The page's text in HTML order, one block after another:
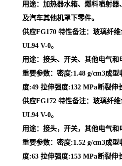
用途：加热器水箱、燃料喷射
及汽车其他机罩下零件。
供应FG170 特性备注：玻璃纤
UL94 V-0。
用途：接头、开关、其他电气和
重要参数：密度:1.48 g/cm3成
度:49 拉伸强度:132 MPa断裂伸
供应FG172 特性备注：玻璃纤
UL94 V-0。
用途：接头，开关，其他电气和
重要参数：密度:1.52 g/cm3成
度:63 拉伸强度:153 MPa断裂伸